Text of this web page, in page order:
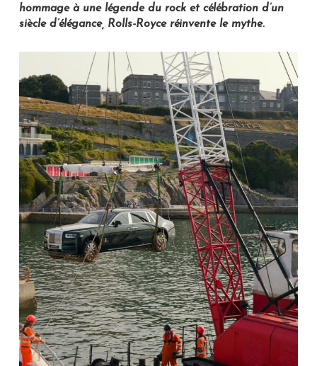
hommage à une légende du rock et célébration d’un
siècle d’élégance, Rolls-Royce réinvente le mythe.